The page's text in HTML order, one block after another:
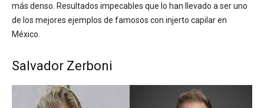
más denso. Resultados impecables que lo han llevado a ser uno
de los mejores ejemplos de famosos con injerto capilar en
México.
Salvador Zerboni